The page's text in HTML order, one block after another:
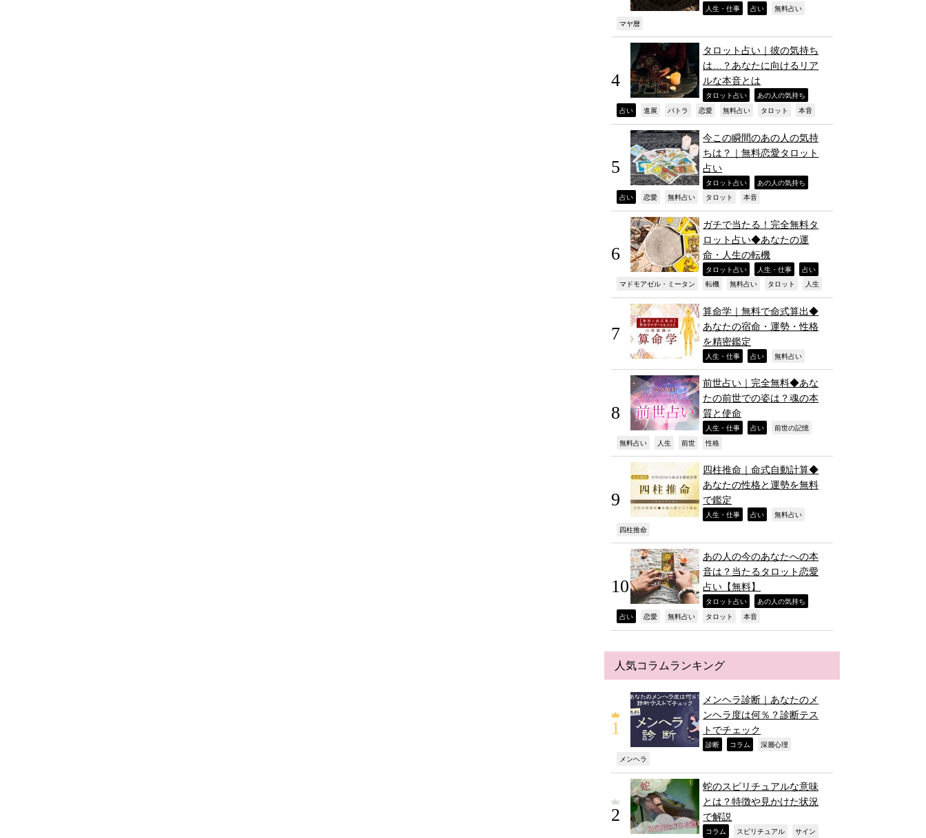
人生・仕事 占い 無料占い
マヤ暦
タロット占い｜彼の気持ち
は…？あなたに向けるリア
ルな本音とは
タロット占い あの人の気持ち
占い 進展 パトラ 恋愛 無料占い タロット 本音
今この瞬間のあの人の気持
ちは？｜無料恋愛タロット
占い
タロット占い あの人の気持ち
占い 恋愛 無料占い タロット 本音
ガチで当たる！完全無料タ
ロット占い◆あなたの運
命・人生の転機
タロット占い 人生・仕事 占い
マドモアゼル・ミータン 転機 無料占い タロット 人生
算命学｜無料で命式算出◆
あなたの宿命・運勢・性格
を精密鑑定
人生・仕事 占い 無料占い
前世占い｜完全無料◆あな
たの前世での姿は？魂の本
質と使命
人生・仕事 占い 前世の記憶
無料占い 人生 前世 性格
四柱推命｜命式自動計算◆
あなたの性格と運勢を無料
で鑑定
人生・仕事 占い 無料占い
四柱推命
あの人の今のあなたへの本
音は？当たるタロット恋愛
占い【無料】
タロット占い あの人の気持ち
占い 恋愛 無料占い タロット 本音
人気コラムランキング
メンヘラ診断｜あなたのメ
ンヘラ度は何％？診断テス
トでチェック
診断 コラム 深層心理
メンヘラ
蛇のスピリチュアルな意味
とは？特徴や見かけた状況
で解説
コラム スピリチュアル サイン